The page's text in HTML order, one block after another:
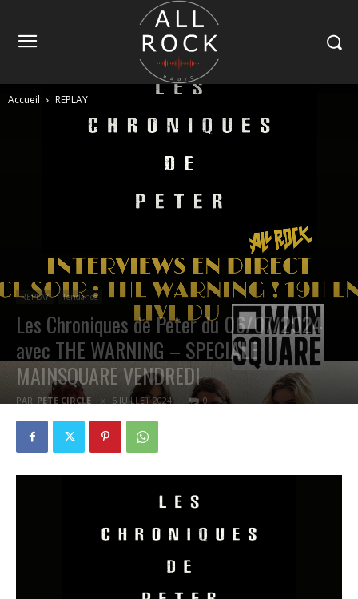
Accueil REPLAY
REPLAY Tendance
Les Chroniques de Peter du 06/07/2024
avec THE WARNING – SPECIALE
MAINSQUARE VENDREDI
PAR PETE CIRCLE 6 JUILLET 2024 0